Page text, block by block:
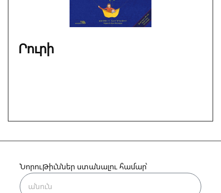
Րուրի
Նորութիւններ ստանալու համար՝